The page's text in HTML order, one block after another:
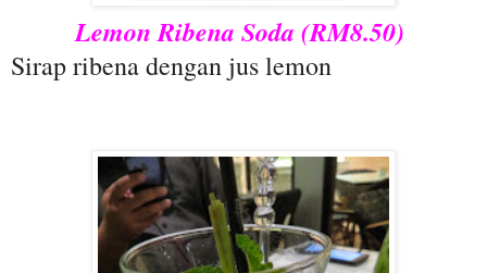
Lemon Ribena Soda (RM8.50)
Sirap ribena dengan jus lemon